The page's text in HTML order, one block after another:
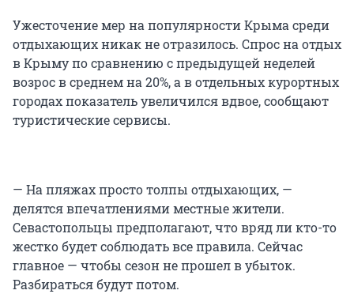
Ужесточение мер на популярности Крыма среди
отдыхающих никак не отразилось. Спрос на отдых
в Крыму по сравнению с предыдущей неделей
возрос в среднем на 20%, а в отдельных курортных
городах показатель увеличился вдвое, сообщают
туристические сервисы.
— На пляжах просто толпы отдыхающих, —
делятся впечатлениями местные жители.
Севастопольцы предполагают, что вряд ли кто-то
жестко будет соблюдать все правила. Сейчас
главное — чтобы сезон не прошел в убыток.
Разбираться будут потом.